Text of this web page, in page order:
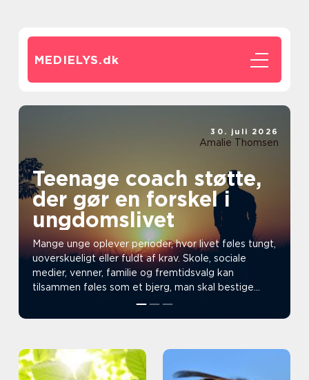
MEDIELYS.dk
Teenage coach støtte,
der gør en forskel i
ungdomslivet
Mange unge oplever perioder, hvor livet føles tungt,
uoverskueligt eller fuldt af krav. Skole, sociale
medier, venner, familie og fremtidsvalg kan
tilsammen føles som et bjerg, man skal bestige
30. juli 2026
Amalie Thomsen